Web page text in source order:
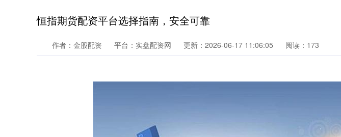
恒指期货配资平台选择指南，安全可靠
作者：金股配资 平台：实盘配资网 更新：2026-06-17 11:06:05 阅读：173